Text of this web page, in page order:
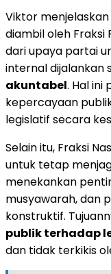
Viktor
diambil oleh Fraksi
dari upaya partai
internal dijalankan
akuntabel. Hal ini
kepercayaan
legislatif secara
Selain itu, Fraksi
untuk tetap
menekankan
musyawarah, dan
konstruktif.
publik terhadap
dan tidak terkikis